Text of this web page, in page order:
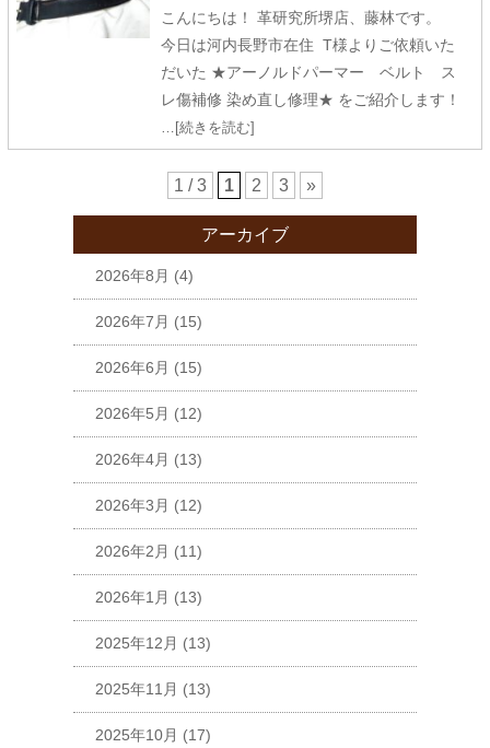
こんにちは！ 革研究所堺店、藤林です。
今日は河内長野市在住 T様よりご依頼いた
だいた ★アーノルドパーマー ベルト ス
レ傷補修 染め直し修理★ をご紹介します！
…[続きを読む]
1 / 3 1 2 3 »
アーカイブ
2026年8月 (4)
2026年7月 (15)
2026年6月 (15)
2026年5月 (12)
2026年4月 (13)
2026年3月 (12)
2026年2月 (11)
2026年1月 (13)
2025年12月 (13)
2025年11月 (13)
2025年10月 (17)